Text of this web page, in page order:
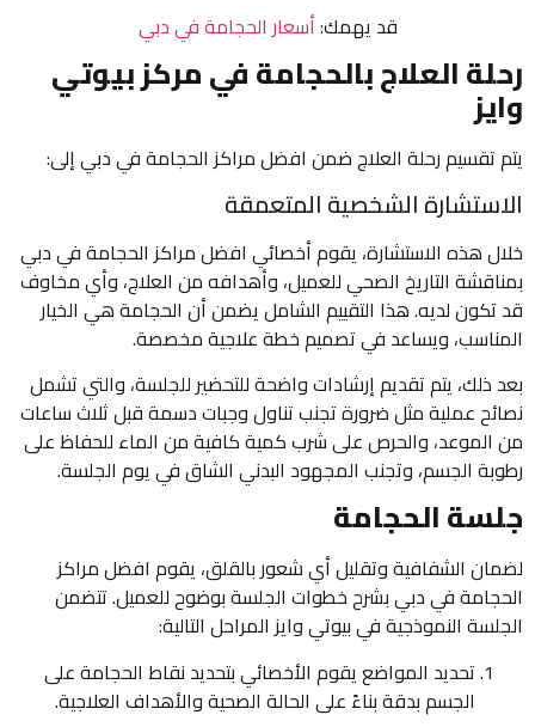
قد يهمك:أسعار الحجامة في دبي
رحلة العلاج بالحجامة في مركز بيوتي
وايز
يتم تقسيم رحلة العلاج ضمن افضل مراكز الحجامة في دبي إلى:
الاستشارة الشخصية المتعمقة
خلال هذه الاستشارة، يقوم أخصائي افضل مراكز الحجامة في دبي
بمناقشة التاريخ الصحي للعميل، وأهدافه من العلاج، وأي مخاوف
قد تكون لديه. هذا التقييم الشامل يضمن أن الحجامة هي الخيار
المناسب، ويساعد في تصميم خطة علاجية مخصصة.
بعد ذلك، يتم تقديم إرشادات واضحة للتحضير للجلسة، والتي تشمل
نصائح عملية مثل ضرورة تجنب تناول وجبات دسمة قبل ثلاث ساعات
من الموعد، والحرص على شرب كمية كافية من الماء للحفاظ على
رطوبة الجسم، وتجنب المجهود البدني الشاق في يوم الجلسة.
جلسة الحجامة
لضمان الشفافية وتقليل أي شعور بالقلق، يقوم افضل مراكز
الحجامة في دبي بشرح خطوات الجلسة بوضوح للعميل. تتضمن
الجلسة النموذجية في بيوتي وايز المراحل التالية:
تحديد المواضع يقوم الأخصائي بتحديد نقاط الحجامة على
الجسم بدقة بناءً على الحالة الصحية والأهداف العلاجية.